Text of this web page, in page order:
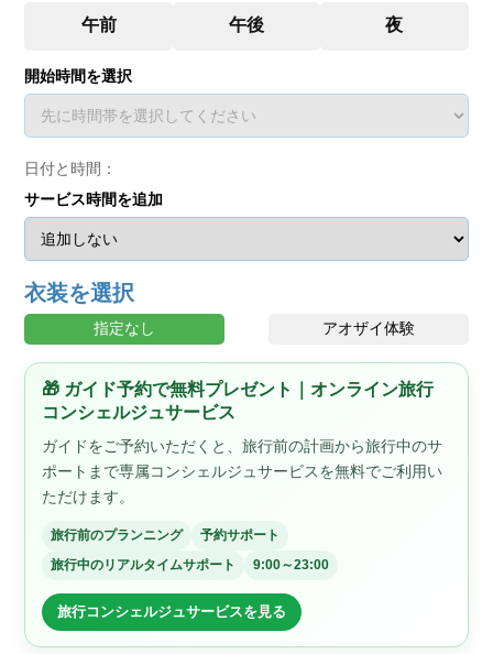
開始時間を選択
日付と時間：
サービス時間を追加
衣装を選択
指定なし アオザイ体験
🎁 ガイド予約で無料プレゼント｜オンライン旅行
コンシェルジュサービス
ガイドをご予約いただくと、旅行前の計画から旅行中のサ
ポートまで専属コンシェルジュサービスを無料でご利用い
ただけます。
旅行前のプランニング
予約サポート
旅行中のリアルタイムサポート
9:00～23:00
旅行コンシェルジュサービスを見る